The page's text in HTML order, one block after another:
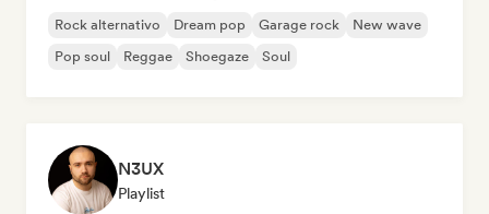
Rock alternativo Dream pop Garage rock
New wave
Pop soul
Reggae Shoegaze Soul
N3UX
Playlist